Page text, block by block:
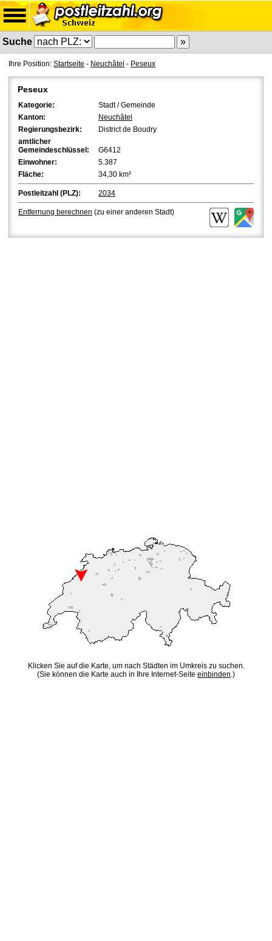
Suche
Ihre Position: Startseite - Neuchâtel - Peseux
Peseux
Kategorie:
Stadt / Gemeinde
Kanton:
Neuchâtel
Regierungsbezirk:
District de Boudry
amtlicher
Gemeindeschlüssel:
G6412
Einwohner:
5.387
Fläche:
34,30 km²
Postleitzahl (PLZ): 2034
Entfernung berechnen (zu einer anderen Stadt)
Klicken Sie auf die Karte, um nach Städten im Umkreis zu suchen.
(Sie können die Karte auch in Ihre Internet-Seite einbinden.)